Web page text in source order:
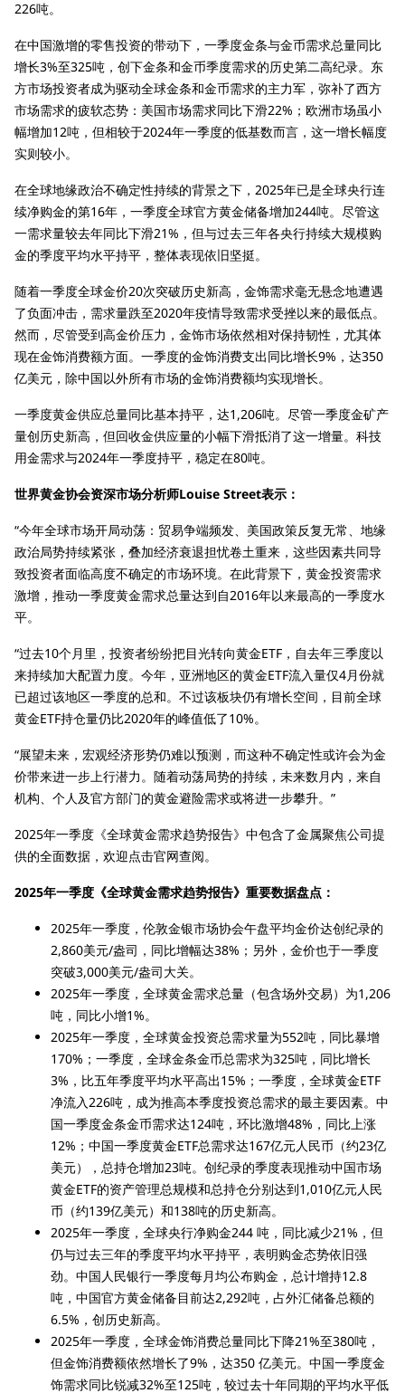
226吨。
在中国激增的零售投资的带动下，一季度金条与金币需求总量同比
增长3%至325吨，创下金条和金币季度需求的历史第二高纪录。东
方市场投资者成为驱动全球金条和金币需求的主力军，弥补了西方
市场需求的疲软态势：美国市场需求同比下滑22%；欧洲市场虽小
幅增加12吨，但相较于2024年一季度的低基数而言，这一增长幅度
实则较小。
在全球地缘政治不确定性持续的背景之下，2025年已是全球央行连
续净购金的第16年，一季度全球官方黄金储备增加244吨。尽管这
一需求量较去年同比下滑21%，但与过去三年各央行持续大规模购
金的季度平均水平持平，整体表现依旧坚挺。
随着一季度全球金价20次突破历史新高，金饰需求毫无悬念地遭遇
了负面冲击，需求量跌至2020年疫情导致需求受挫以来的最低点。
然而，尽管受到高金价压力，金饰市场依然相对保持韧性，尤其体
现在金饰消费额方面。一季度的金饰消费支出同比增长9%，达350
亿美元，除中国以外所有市场的金饰消费额均实现增长。
一季度黄金供应总量同比基本持平，达1,206吨。尽管一季度金矿产
量创历史新高，但回收金供应量的小幅下滑抵消了这一增量。科技
用金需求与2024年一季度持平，稳定在80吨。
世界黄金协会资深市场分析师Louise Street表示：
“今年全球市场开局动荡：贸易争端频发、美国政策反复无常、地缘
政治局势持续紧张，叠加经济衰退担忧卷土重来，这些因素共同导
致投资者面临高度不确定的市场环境。在此背景下，黄金投资需求
激增，推动一季度黄金需求总量达到自2016年以来最高的一季度水
平。
“过去10个月里，投资者纷纷把目光转向黄金ETF，自去年三季度以
来持续加大配置力度。今年，亚洲地区的黄金ETF流入量仅4月份就
已超过该地区一季度的总和。不过该板块仍有增长空间，目前全球
黄金ETF持仓量仍比2020年的峰值低了10%。
“展望未来，宏观经济形势仍难以预测，而这种不确定性或许会为金
价带来进一步上行潜力。随着动荡局势的持续，未来数月内，来自
机构、个人及官方部门的黄金避险需求或将进一步攀升。”
2025年一季度《全球黄金需求趋势报告》中包含了金属聚焦公司提
供的全面数据，欢迎点击官网查阅。
2025年一季度《全球黄金需求趋势报告》重要数据盘点：
2025年一季度，伦敦金银市场协会午盘平均金价达创纪录的
2,860美元/盎司，同比增幅达38%；另外，金价也于一季度
突破3,000美元/盎司大关。
2025年一季度，全球黄金需求总量（包含场外交易）为1,206
吨，同比小增1%。
2025年一季度，全球黄金投资总需求量为552吨，同比暴增
170%；一季度，全球金条金币总需求为325吨，同比增长
3%，比五年季度平均水平高出15%；一季度，全球黄金ETF
净流入226吨，成为推高本季度投资总需求的最主要因素。中
国一季度金条金币需求达124吨，环比激增48%，同比上涨
12%；中国一季度黄金ETF总需求达167亿元人民币（约23亿
美元），总持仓增加23吨。创纪录的季度表现推动中国市场
黄金ETF的资产管理总规模和总持仓分别达到1,010亿元人民
币（约139亿美元）和138吨的历史新高。
2025年一季度，全球央行净购金244 吨，同比减少21%，但
仍与过去三年的季度平均水平持平，表明购金态势依旧强
劲。中国人民银行一季度每月均公布购金，总计增持12.8
吨，中国官方黄金储备目前达2,292吨，占外汇储备总额的
6.5%，创历史新高。
2025年一季度，全球金饰消费总量同比下降21%至380吨，
但金饰消费额依然增长了9%，达350 亿美元。中国一季度金
饰需求同比锐减32%至125吨，较过去十年同期的平均水平低